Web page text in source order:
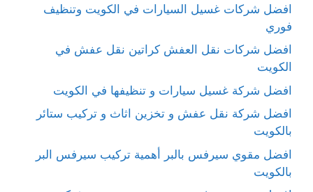
افضل شركات غسيل السيارات في الكويت وتنظيف
فوري
افضل شركات نقل العفش كراتين نقل عفش في
الكويت
افضل شركة غسيل سيارات و تنظيفها في الكويت
افضل شركة نقل عفش و تخزين اثاث و تركيب ستائر
بالكويت
افضل مقوي سيرفس بالبر أهمية تركيب سيرفس البر
بالكويت